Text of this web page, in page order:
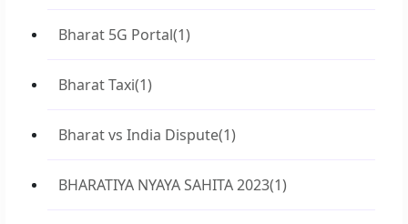
Bharat 5G Portal(1)
Bharat Taxi(1)
Bharat vs India Dispute(1)
BHARATIYA NYAYA SAHITA 2023(1)